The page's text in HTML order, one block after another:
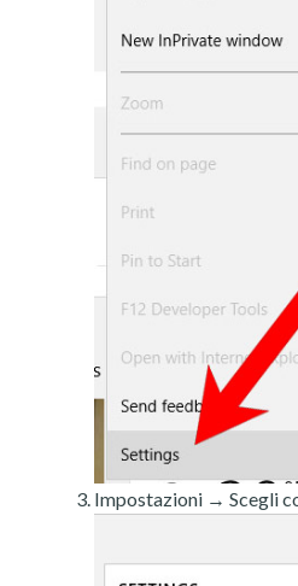
Impostazioni → Scegli